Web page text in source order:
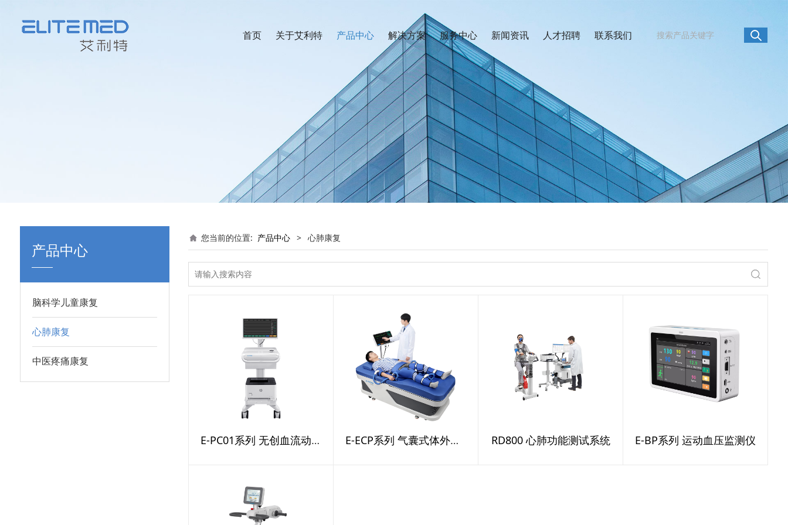
首页 关于艾利特 产品中心 解决方案 服务中心 新闻资讯 人才招聘 联系我们
产品中心
脑科学儿童康复
心肺康复
中医疼痛康复
您当前的位置: 产品中心 > 心肺康复
E-PC01系列 无创血流动力学检测仪 E-ECP系列 气囊式体外反搏设备 RD800 心肺功能测试系统 E-BP系列 运动血压监测仪